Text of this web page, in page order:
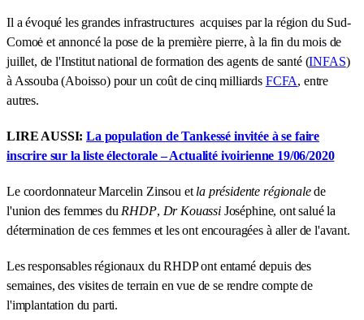
Il a évoqué les grandes infrastructures acquises par la région du Sud-
Comoė et annoncé la pose de la première pierre, à la fin du mois de
juillet, de l'Institut national de formation des agents de santé (INFAS)
à Assouba (Aboisso) pour un coût de cinq milliards FCFA, entre
autres.
LIRE AUSSI:La population de Tankessé invitée à se faire
inscrire sur la liste électorale – Actualité ivoirienne 19/06/2020
Le coordonnateur Marcelin Zinsou et la présidente régionalede
l'union des femmes du RHDP, Dr KouassiJoséphine, ont salué la
détermination de ces femmes et les ont encouragées à aller de l'avant.
Les responsables régionaux du RHDP ont entamé depuis des
semaines, des visites de terrain en vue de se rendre compte de
l'implantation du parti.